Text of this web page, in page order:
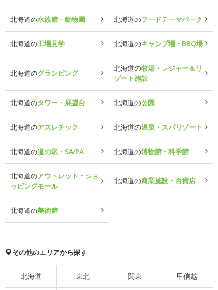
北海道の水族館・動物園 北海道のフードテーマパーク
北海道の工場見学 北海道のキャンプ場・BBQ場
北海道のグランピング
北海道の牧場・レジャー＆リ
ゾート施設
北海道のタワー・展望台 北海道の公園
北海道のアスレチック 北海道の温泉・スパリゾート
北海道の道の駅・SA/PA 北海道の博物館・科学館
北海道のアウトレット・ショ
ッピングモール
北海道の商業施設・百貨店
北海道の美術館
その他のエリアから探す
北海道 東北 関東 甲信越